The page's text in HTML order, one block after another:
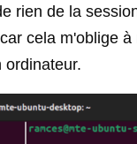
rien de la
cela m'oblige
ordinateur.